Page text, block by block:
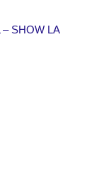
SHOW LA